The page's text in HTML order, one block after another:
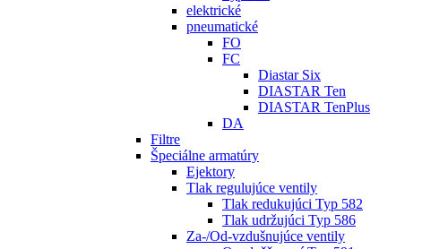
elektrické
pneumatické
FO
FC
Diastar Six
DIASTAR Ten
DIASTAR TenPlus
DA
Filtre
Špeciálne armatúry
Ejektory
Tlak regulujúce ventily
Tlak redukujúci Typ 582
Tlak udržujúci Typ 586
Za-/Od-vzdušnujúce ventily